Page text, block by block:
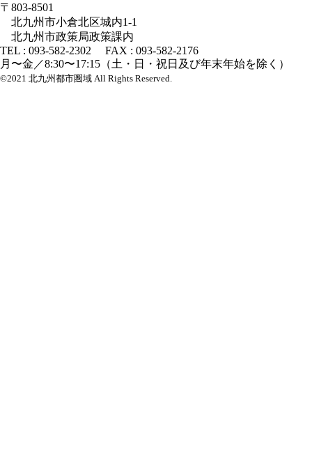
〒803-8501
北九州市小倉北区城内1-1
北九州市政策局政策課内
TEL : 093-582-2302 FAX : 093-582-2176
月〜金／8:30〜17:15（土・日・祝日及び年末年始を除く）
©2021 北九州都市圏域 All Rights Reserved.